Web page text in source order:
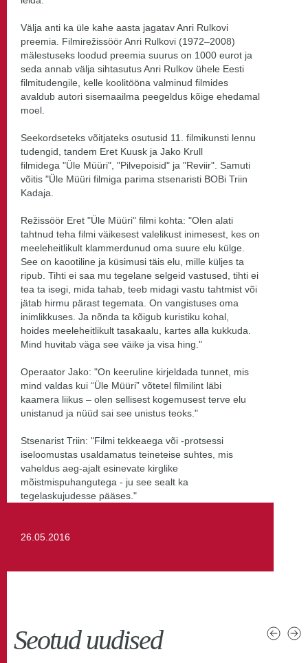
26.05.2016
Välja anti ka üle kahe aasta jagatav Anri Rulkovi
preemia. Filmirežissöör Anri Rulkovi (1972–2008)
mälestuseks loodud preemia suurus on 1000 eurot ja
seda annab välja sihtasutus Anri Rulkov ühele Eesti
filmitudengile, kelle koolitööna valminud filmides
avaldub autori sisemaailma peegeldus kõige ehedamal
moel.
Seekordseteks võitjateks osutusid 11. filmikunsti lennu
tudengid, tandem Eret Kuusk ja Jako Krull
filmidega "Üle Müüri", "Pilvepoisid" ja "Reviir". Samuti
võitis "Üle Müüri filmiga parima stsenaristi BOBi Triin
Kadaja.
Režissöör Eret "Üle Müüri" filmi kohta: "Olen alati
tahtnud teha filmi väikesest valelikust inimesest, kes on
meeleheitlikult klammerdunud oma suure elu külge.
See on kaootiline ja küsimusi täis elu, mille küljes ta
ripub. Tihti ei saa mu tegelane selgeid vastused, tihti ei
tea ta isegi, mida tahab, teeb midagi vastu tahtmist või
jätab hirmu pärast tegemata. On vangistuses oma
inimlikkuses. Ja nõnda ta kõigub kuristiku kohal,
hoides meeleheitlikult tasakaalu, kartes alla kukkuda.
Mind huvitab väga see väike ja visa hing."
Operaator Jako: "On keeruline kirjeldada tunnet, mis
mind valdas kui “Üle Müüri” võtetel filmilint läbi
kaamera liikus – olen sellisest kogemusest terve elu
unistanud ja nüüd sai see unistus teoks."
Stsenarist Triin: "Filmi tekkeaega või -protsessi
iseloomustas usaldamatus teineteise suhtes, mis
vaheldus aeg-ajalt esinevate kirglike
mõistmispuhangutega - ju see sealt ka
tegelaskujudesse pääses."
Seotud uudised